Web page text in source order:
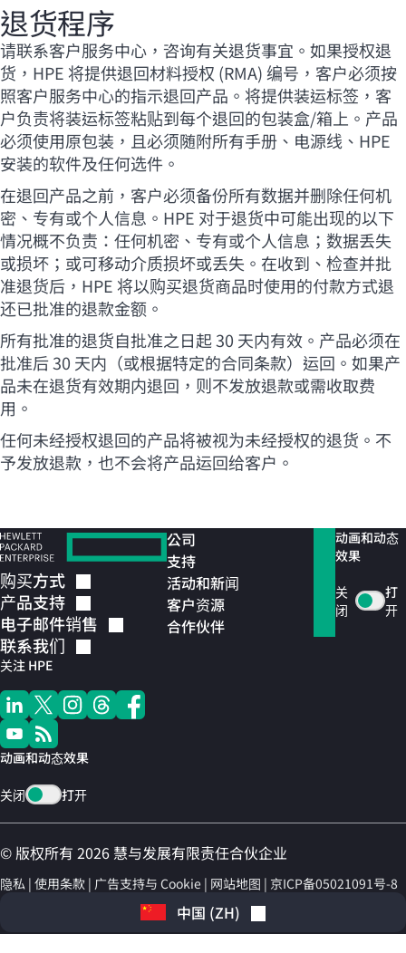
退货程序
请联系客户服务中心，咨询有关退货事宜。如果授权退
货，HPE 将提供退回材料授权 (RMA) 编号，客户必须按
照客户服务中心的指示退回产品。将提供装运标签，客
户负责将装运标签粘贴到每个退回的包装盒/箱上。产品
必须使用原包装，且必须随附所有手册、电源线、HPE
安装的软件及任何选件。
在退回产品之前，客户必须备份所有数据并删除任何机
密、专有或个人信息。HPE 对于退货中可能出现的以下
情况概不负责：任何机密、专有或个人信息；数据丢失
或损坏；或可移动介质损坏或丢失。在收到、检查并批
准退货后，HPE 将以购买退货商品时使用的付款方式退
还已批准的退款金额。
所有批准的退货自批准之日起 30 天内有效。产品必须在
批准后 30 天内（或根据特定的合同条款）运回。如果产
品未在退货有效期内退回，则不发放退款或需收取费
用。
任何未经授权退回的产品将被视为未经授权的退货。不
予发放退款，也不会将产品运回给客户。
购买方式
产品支持
电子邮件销售
联系我们
关注 HPE
动画和动态效果
关闭 打开
公司
支持
活动和新闻
客户资源
合作伙伴
动画和动态
效果
关
闭
打
开
© 版权所有 2026 慧与发展有限责任合伙企业
隐私 使用条款 广告支持与 Cookie 网站地图 京ICP备05021091号-8
中国 (ZH)